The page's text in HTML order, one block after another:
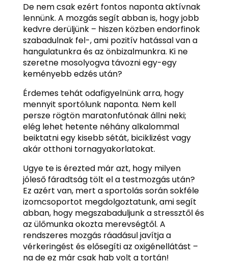
De nem csak ezért fontos naponta aktívnak
lennünk. A mozgás segít abban is, hogy jobb
kedvre derüljünk – hiszen közben endorfinok
szabadulnak fel-, ami pozitív hatással van a
hangulatunkra és az önbizalmunkra. Ki ne
szeretne mosolyogva távozni egy-egy
keményebb edzés után?
Érdemes tehát odafigyelnünk arra, hogy
mennyit sportólunk naponta. Nem kell
persze rögtön maratonfutónak állni neki;
elég lehet hetente néhány alkalommal
beiktatni egy kisebb sétát, biciklizést vagy
akár otthoni tornagyakorlatokat.
Ugye te is érezted már azt, hogy milyen
jóleső fáradtság tölt el a testmozgás után?
Ez azért van, mert a sportolás során sokféle
izomcsoportot megdolgoztatunk, ami segít
abban, hogy megszabaduljunk a stressztől és
az ülőmunka okozta merevségtől. A
rendszeres mozgás ráadásul javítja a
vérkeringést és elősegíti az oxigénellátást –
na de ez már csak hab volt a tortán!